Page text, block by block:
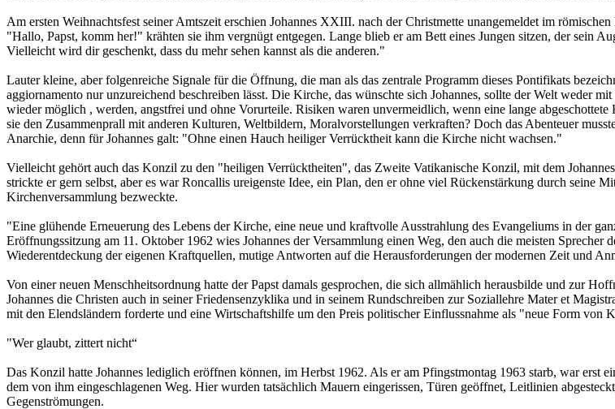
Am ersten Weihnachtsfest seiner Amtszeit erschien Johannes XXIII. nach der Christmette unangemeldet im
"Hallo, Papst, komm her!" krähten sie ihm vergnügt entgegen. Lange blieb er am Bett eines Jungen sitzen, der sein
Vielleicht wird dir geschenkt, dass du mehr sehen kannst als die anderen."
Lauter kleine, aber folgenreiche Signale für die Öffnung, die man als das zentrale Programm dieses Pontifikats
aggiornamento nur unzureichend beschreiben lässt. Die Kirche, das wünschte sich Johannes, sollte der Welt weder
wieder möglich , werden, angstfrei und ohne Vorurteile. Risiken waren unvermeidlich, wenn eine lange
sie den Zusammenprall mit anderen Kulturen, Weltbildern, Moralvorstellungen verkraften? Doch das Abenteuer
Anarchie, denn für Johannes galt: "Ohne einen Hauch heiliger Verrücktheit kann die Kirche nicht wachsen."
Vielleicht gehört auch das Konzil zu den "heiligen Verrücktheiten", das Zweite Vatikanische Konzil, mit dem
strickte er gern selbst, aber es war Roncallis ureigenste Idee, ein Plan, den er ohne viel Rückenstärkung durch seine
Kirchenversammlung bezweckte.
"Eine glühende Erneuerung des Lebens der Kirche, eine neue und kraftvolle Ausstrahlung des Evangeliums in der
Eröffnungssitzung am 11. Oktober 1962 wies Johannes der Versammlung einen Weg, den auch die meisten
Wiederentdeckung der eigenen Kraftquellen, mutige Antworten auf die Herausforderungen der modernen Zeit und
Von einer neuen Menschheitsordnung hatte der Papst damals gesprochen, die sich allmählich herausbilde und zur
Johannes die Christen auch in seiner Friedensenzyklika und in seinem Rundschreiben zur Soziallehre Mater et
mit den Elendsländern forderte und eine Wirtschaftshilfe um den Preis politischer Einflussnahme als "neue Form von
"Wer glaubt, zittert nicht“
Das Konzil hatte Johannes lediglich eröffnen können, im Herbst 1962. Als er am Pfingstmontag 1963 starb, war erst
dem von ihm eingeschlagenen Weg. Hier wurden tatsächlich Mauern eingerissen, Türen geöffnet, Leitlinien
Gegenströmungen.